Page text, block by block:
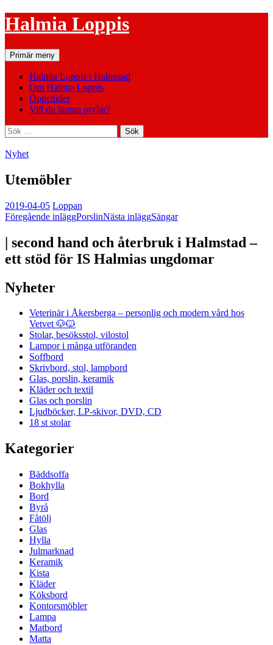
Hoppa
till
Halmia Loppis
SökPrimär meny
Halmia Loppis i Halmstad
Om Halmia Loppis
Öppettider
Vill du lämna prylar?
Sök
efter:
Nyhet
Utemöbler
2019-04-05 Loppan
Inläggsnavigering
Föregående inläggPorslinNästa inläggSängar
| second hand och återbruk i Halmstad –
ett stöd för IS Halmias ungdomar
Nyheter
Veterinär i Åkersberga – personlig och modern vård hos
Vetvet 🐶🐱
Stolar, besöksstol, vilostol
Lampor i många utföranden
Soffbord
Skrivbord, stol, lampbord
Glas, porslin, keramik
Kläder och textil
Glas och porslin
Ljudböcker, LP-skivor, DVD, CD
18 st stolar
Kategorier
Bäddsoffa
Bokhylla
Bord
Byrå
Fåtölj
Glas
Hylla
Julmarknad
Keramik
Kista
Kläder
Köksbord
Kontorsmöbler
Lampa
Matbord
Matta